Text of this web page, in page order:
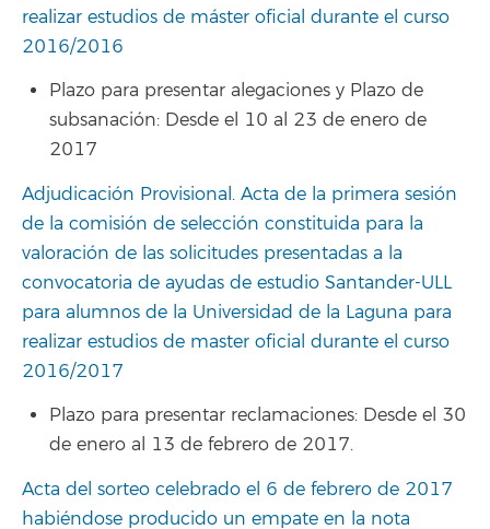
realizar estudios de máster oficial durante el curso
2016/2016
Plazo para presentar alegaciones y Plazo de
subsanación: Desde el 10 al 23 de enero de
2017
Adjudicación Provisional. Acta de la primera sesión
de la comisión de selección constituida para la
valoración de las solicitudes presentadas a la
convocatoria de ayudas de estudio Santander-ULL
para alumnos de la Universidad de la Laguna para
realizar estudios de master oficial durante el curso
2016/2017
Plazo para presentar reclamaciones: Desde el 30
de enero al 13 de febrero de 2017.
Acta del sorteo celebrado el 6 de febrero de 2017
habiéndose producido un empate en la nota